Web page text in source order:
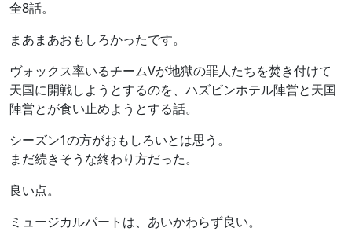
全8話。
まあまあおもしろかったです。
ヴォックス率いるチームVが地獄の罪人たちを焚き付けて
天国に開戦しようとするのを、ハズビンホテル陣営と天国
陣営とが食い止めようとする話。
シーズン1の方がおもしろいとは思う。
まだ続きそうな終わり方だった。
良い点。
ミュージカルパートは、あいかわらず良い。